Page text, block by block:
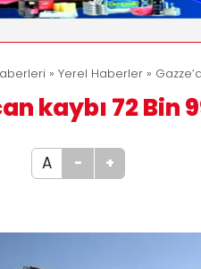
» Yerel Haberler »
kaybı 72 Bin
A - +